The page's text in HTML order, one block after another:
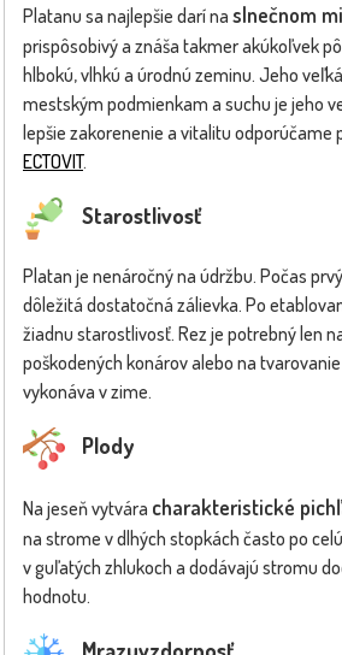
Platanu sa najlepšie darí na slnečnom
prispôsobivý a znáša takmer akúkoľvek
hlbokú, vlhkú a úrodnú zeminu. Jeho
mestským podmienkam a suchu je jeho
lepšie zakorenenie a vitalitu odporúčame
ECTOVIT.
Starostlivosť
Platan je nenáročný na údržbu. Počas
dôležitá dostatočná zálievka. Po
žiadnu starostlivosť. Rez je potrebný len
poškodených konárov alebo na
vykonáva v zime.
Plody
Na jeseň vytvára charakteristické
na strome v dlhých stopkách často po
v guľatých zhlukoch a dodávajú stromu
hodnotu.